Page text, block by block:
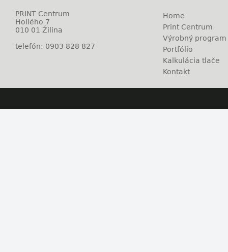
PRINT Centrum
Hollého 7
010 01 Žilina
telefón: 0903 828 827
Home
Print Centrum
Výrobný program
Portfólio
Kalkulácia tlače
Kontakt